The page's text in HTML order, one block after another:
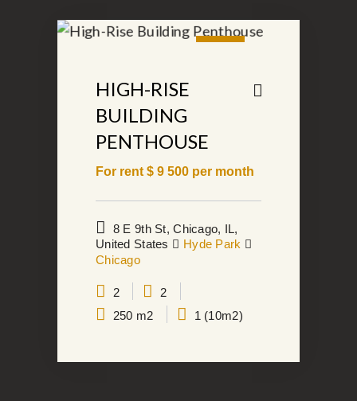
HIGH-RISE
BUILDING
PENTHOUSE
For rent $ 9 500 per month
8 E 9th St, Chicago, IL,
United States
Hyde Park
Chicago
2
2
250 m2
1 (10m2)